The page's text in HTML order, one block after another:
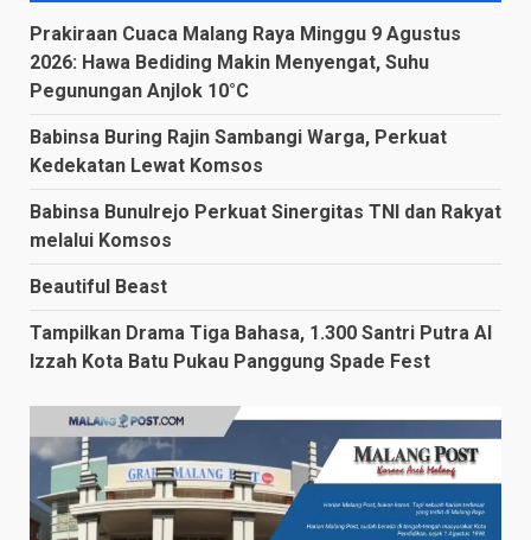
Prakiraan Cuaca Malang Raya Minggu 9 Agustus
2026: Hawa Bediding Makin Menyengat, Suhu
Pegunungan Anjlok 10°C
Babinsa Buring Rajin Sambangi Warga, Perkuat
Kedekatan Lewat Komsos
Babinsa Bunulrejo Perkuat Sinergitas TNI dan Rakyat
melalui Komsos
Beautiful Beast
Tampilkan Drama Tiga Bahasa, 1.300 Santri Putra Al
Izzah Kota Batu Pukau Panggung Spade Fest